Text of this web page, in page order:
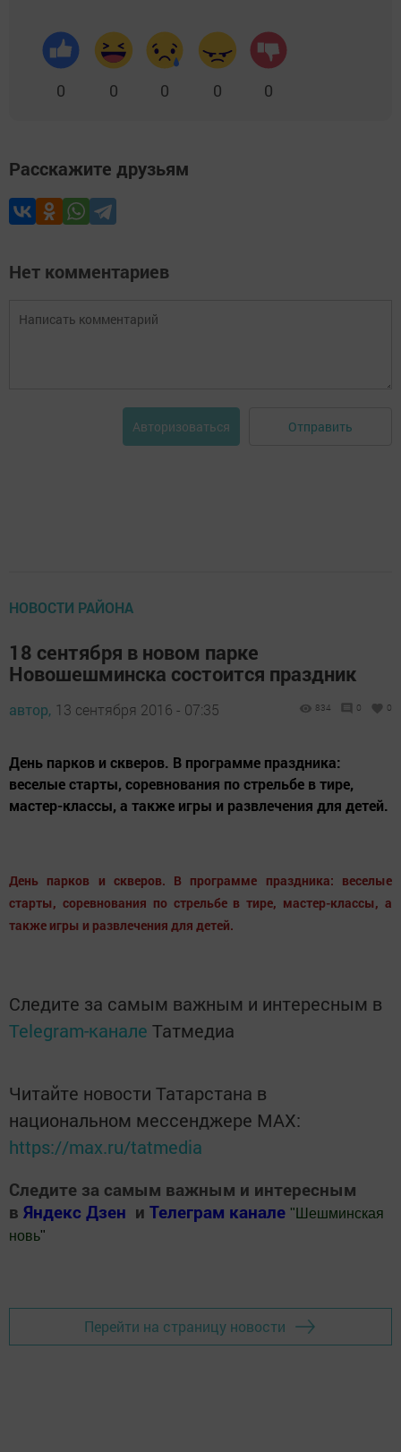
0 0 0 0 0
Расскажите друзьям
Нет комментариев
Авторизоваться Отправить
НОВОСТИ РАЙОНА
18 сентября в новом парке
Новошешминска состоится праздник
автор, 13 сентября 2016 - 07:35 834 0 0
День парков и скверов. В программе праздника:
веселые старты, соревнования по стрельбе в тире,
мастер-классы, а также игры и развлечения для детей.
День парков и скверов. В программе праздника: веселые
старты, соревнования по стрельбе в тире, мастер-классы, а
также игры и развлечения для детей.
Следите за самым важным и интересным в
Telegram-канале Татмедиа
Читайте новости Татарстана в
национальном мессенджере MАХ:
https://max.ru/tatmedia
Следите за самым важным и интересным
в Яндекс Дзен и Телеграм канале " Шешминская
новь"
Перейти на страницу новости